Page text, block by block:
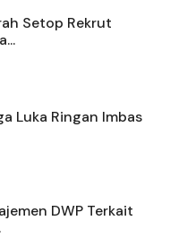
Setop Rekrut
Luka Ringan Imbas
DWP Terkait